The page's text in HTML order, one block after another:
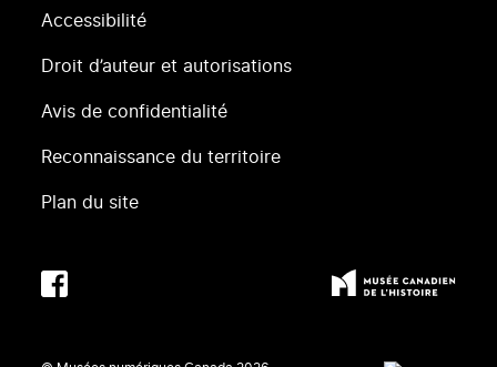
Accessibilité
Droit d’auteur et autorisations
Avis de confidentialité
Reconnaissance du territoire
Plan du site